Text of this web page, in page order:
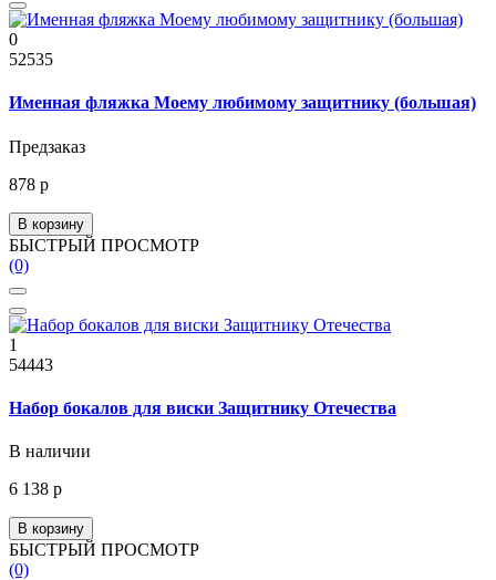
0
52535
Именная фляжка Моему любимому защитнику (большая)
Предзаказ
878 р
В корзину
БЫСТРЫЙ ПРОСМОТР
(0)
1
54443
Набор бокалов для виски Защитнику Отечества
В наличии
6 138 р
В корзину
БЫСТРЫЙ ПРОСМОТР
(0)